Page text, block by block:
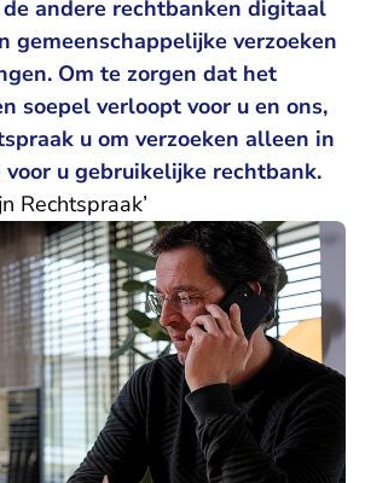
andere rechtbanken digitaal
gemeenschappelijke verzoeken
Om te zorgen dat het
soepel verloopt voor u en ons,
u om verzoeken alleen in
u gebruikelijke rechtbank.
Rechtspraak’